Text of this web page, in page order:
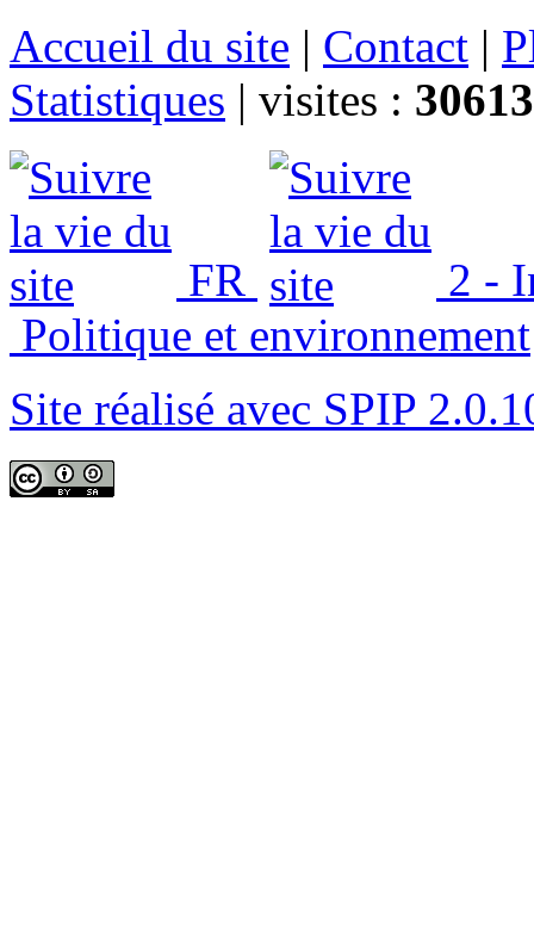
Accueil du site | Contact |
Statistiques | visites :
FR
2 -
Politique et environnement
Site réalisé avec SPIP